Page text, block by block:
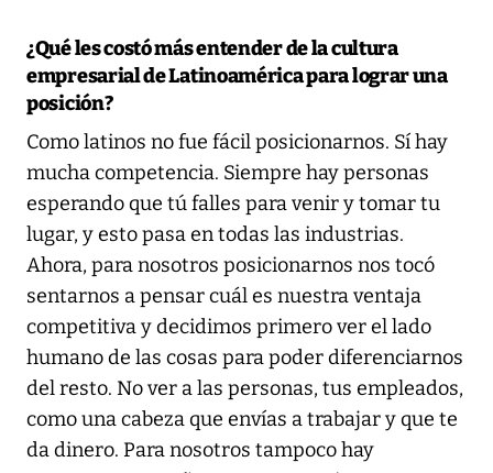
¿Qué les costó más entender de la cultura
empresarial de Latinoamérica para lograr una
posición?
Como latinos no fue fácil posicionarnos. Sí hay
mucha competencia. Siempre hay personas
esperando que tú falles para venir y tomar tu
lugar, y esto pasa en todas las industrias.
Ahora, para nosotros posicionarnos nos tocó
sentarnos a pensar cuál es nuestra ventaja
competitiva y decidimos primero ver el lado
humano de las cosas para poder diferenciarnos
del resto. No ver a las personas, tus empleados,
como una cabeza que envías a trabajar y que te
da dinero. Para nosotros tampoco hay